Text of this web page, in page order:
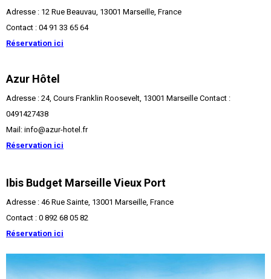
Adresse : 12 Rue Beauvau, 13001 Marseille, France
Contact : 04 91 33 65 64
Réservation ici
Azur Hôtel
Adresse : 24, Cours Franklin Roosevelt, 13001 Marseille Contact :
0491427438
Mail: info@azur-hotel.fr
Réservation ici
Ibis Budget Marseille Vieux Port
Adresse : 46 Rue Sainte, 13001 Marseille, France
Contact : 0 892 68 05 82
Réservation ici